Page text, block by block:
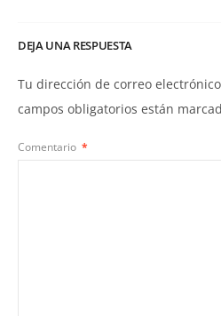
DEJA UNA RESPUESTA
Tu dirección de correo
campos obligatorios están
Comentario *